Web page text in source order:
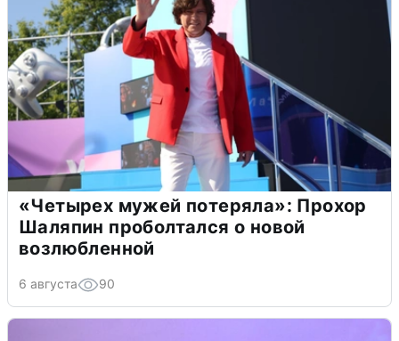
«Четырех мужей потеряла»: Прохор
Шаляпин проболтался о новой
возлюбленной
6 августа 90